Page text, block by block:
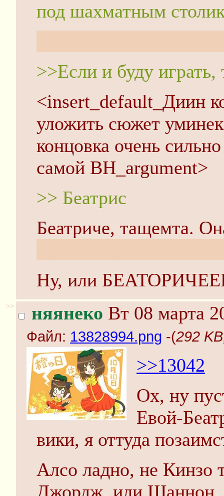
под шахматным
>>Если и буду играть,
<insert_default_Диин
уложить сюжет
концовка очень
самой ВН_argument>
>> Беатрис
Беатриче, тащемта.
Ну, или
>> няянеко Вт 08 марта
Файл: 13828994.png -(292
>>13042
Ох, ну
Евой-
вики, я оттуда
Алсо ладно, не Кинзо
Джордж, или Шаннон,